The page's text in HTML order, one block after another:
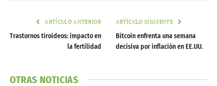
ARTÍCULO ANTERIOR
Trastornos tiroideos: impacto en
la fertilidad
ARTÍCULO SIGUIENTE
Bitcoin enfrenta una semana
decisiva por inflación en EE.UU.
OTRAS NOTICIAS